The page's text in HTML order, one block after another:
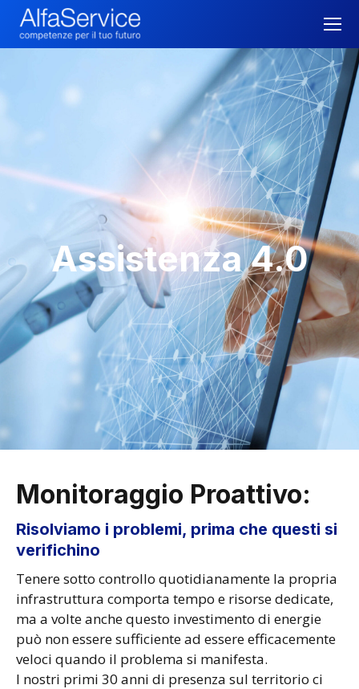
Assistenza 4.0
Monitoraggio Proattivo:
Risolviamo i problemi, prima che questi si
verifichino
Tenere sotto controllo quotidianamente la propria
infrastruttura comporta tempo e risorse dedicate,
ma a volte anche questo investimento di energie
può non essere sufficiente ad essere efficacemente
veloci quando il problema si manifesta.
I nostri primi 30 anni di presenza sul territorio ci